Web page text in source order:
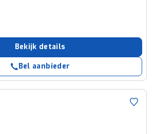
Bekijk details
Bel aanbieder